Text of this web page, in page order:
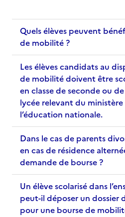
Quels élèves peuvent
de mobilité ?
Les élèves candidats au
de mobilité doivent être
en classe de seconde ou
lycée relevant du
l’éducation nationale.
Dans le cas de parents
en cas de résidence
demande de bourse ?
Un élève scolarisé dans
peut-il déposer un dossier
pour une bourse de